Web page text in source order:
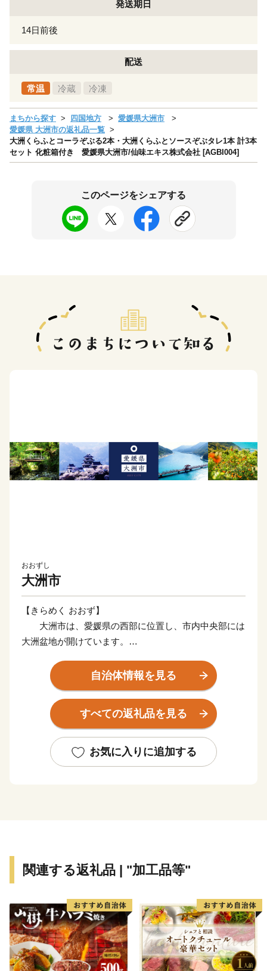
発送期日
14日前後
配送
常温 冷蔵 冷凍
まちから探す 四国地方
愛媛県大洲市
愛媛県 大洲市の返礼品一覧
大洲くらふとコーラぞぶる2本・大洲くらふとソースぞぶタレ1本 計3本
セット 化粧箱付き 愛媛県大洲市/仙味エキス株式会社 [AGBI004]
このページをシェアする
おおずし
大洲市
【きらめく おおず】
大洲市は、愛媛県の西部に位置し、市内中央部には
大洲盆地が開けています。
山間地域から盆地を沿うように流れ、瀬戸内海の伊予灘
に注いでいます。このような地形から霧の発生が多く、
秋から冬にかけては発生した霧が肱川を下り白い霧を伴
った冷たい強風が河口を吹き抜ける気象現象「肱川あら
当市では、肱川の流域ごとに暮らしが異なり、上流
域では「河辺郷（かわべごう」をはじめとする山里文
自治体情報を見る
すべての返礼品を見る
お気に入りに追加する
関連する返礼品 | "加工品等"